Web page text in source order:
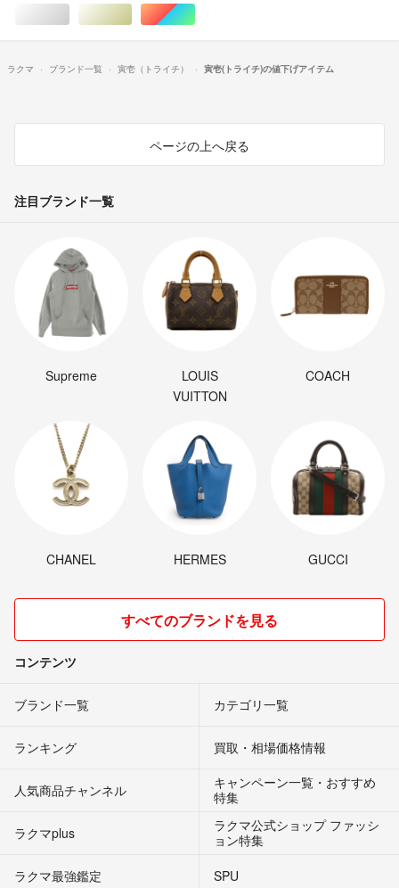
シルバー/銀色系ゴールド/金色系マルチカラー
ラクマ ブランド一覧 寅壱（トライチ） 寅壱(トライチ)の値下げアイテム
ページの上へ戻る
注目ブランド一覧
Supreme
LOUIS
VUITTON
COACH
CHANEL HERMES GUCCI
すべてのブランドを見る
コンテンツ
ブランド一覧 カテゴリ一覧
ランキング 買取・相場価格情報
人気商品チャンネル
キャンペーン一覧・おすすめ
特集
ラクマplus
ラクマ公式ショップ ファッシ
ョン特集
ラクマ最強鑑定
SPU